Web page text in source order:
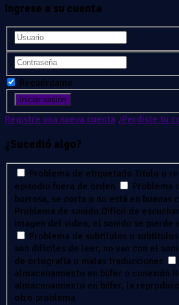
Ingrese a su cuenta
Recuérdame
Registre una nueva cuenta ¿Perdiste tu
¿Sucedió algo?
Problema de etiquetado Título o
episodio fuera de orden
Problema
borrosa, se corta o no está en buenas
Problema de sonido Difícil de
imagen del video, el sonido se pierde
Problema de subtítulos o
son difíciles de leer, no van con el
de ortografía o malas traducciones
almacenamiento en búfer o conexión
almacenamiento en búfer, la
otro problema